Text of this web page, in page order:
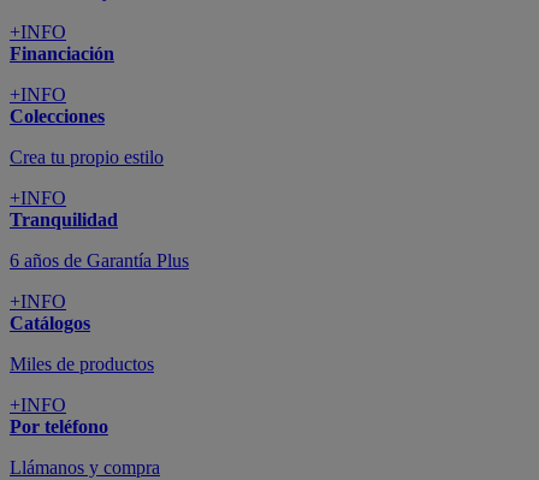
+INFO
Financiación
+INFO
Colecciones
Crea tu propio estilo
+INFO
Tranquilidad
6 años de Garantía Plus
+INFO
Catálogos
Miles de productos
+INFO
Por teléfono
Llámanos y compra